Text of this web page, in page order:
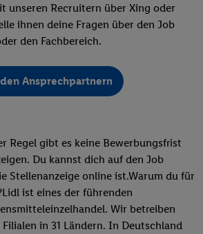
unseren Recruitern über Xing oder
ihnen deine Fragen über den Job
den Fachbereich.
Ansprechpartnern
Regel gibt es keine Bewerbungsfrist
Du kannst dich auf den Job
Stellenanzeige online ist.Warum du für
ist eines der führenden
Wir betreiben
in 31 Ländern. In Deutschland